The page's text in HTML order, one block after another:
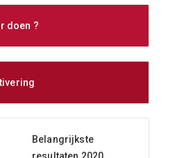
doen ?
Belangrijkste